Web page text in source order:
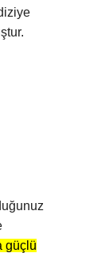
güçlü